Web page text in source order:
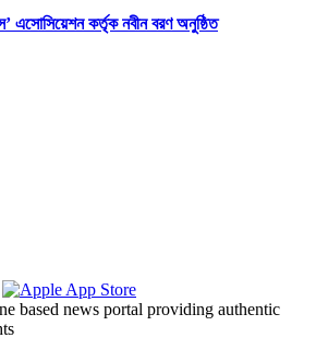
এসোসিয়েশন কর্তৃক নবীন বরণ অনুষ্ঠিত
based news portal providing authentic